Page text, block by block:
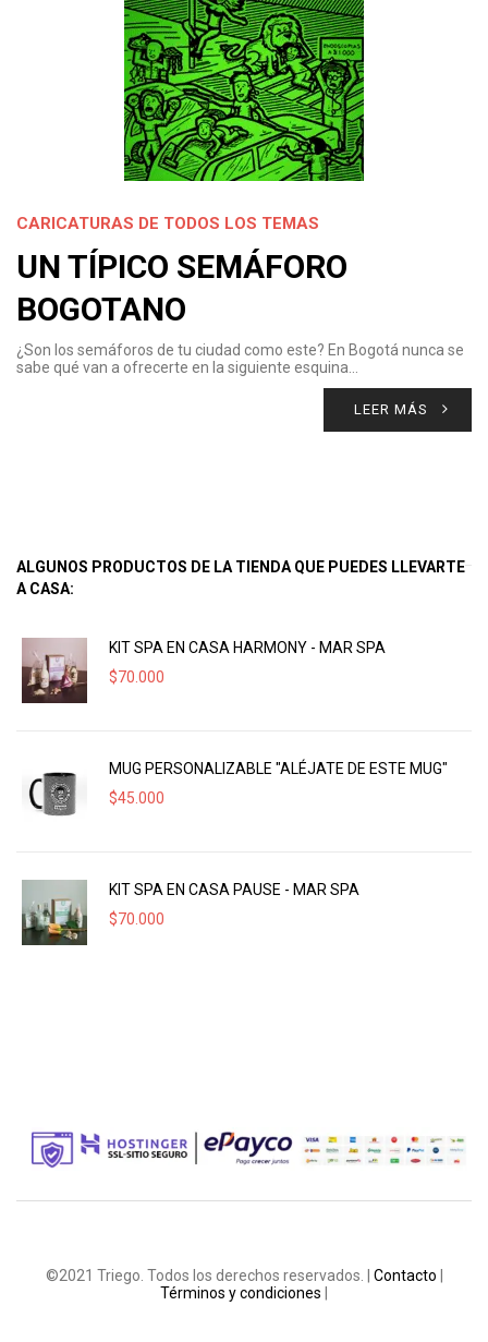
CARICATURAS DE TODOS LOS TEMAS
UN TÍPICO SEMÁFORO
BOGOTANO
¿Son los semáforos de tu ciudad como este? En Bogotá nunca se
sabe qué van a ofrecerte en la siguiente esquina…
LEER MÁS
ALGUNOS PRODUCTOS DE LA TIENDA QUE PUEDES LLEVARTE
A CASA:
KIT SPA EN CASA HARMONY - MAR SPA
$70.000
MUG PERSONALIZABLE "ALÉJATE DE ESTE MUG"
$45.000
KIT SPA EN CASA PAUSE - MAR SPA
$70.000
©2021 Triego. Todos los derechos reservados. | Contacto
Términos y condiciones